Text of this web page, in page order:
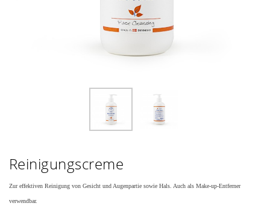
Reinigungscreme
Zur effektiven Reinigung von Gesicht und Augenpartie sowie Hals. Auch als Make-up-Entferner
verwendbar.